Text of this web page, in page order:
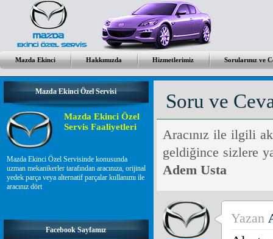
Mazda Ekinci Hakkımızda Hizmetlerimiz Sorularınız ve
Mazda Ekinci Özel Servisi
Mazda Ekinci Özel
Servis Faaliyetleri
Mazda Ekinci Özel Servisinde konusunda
uzman mekanikerler tarafından aracınıza, orijinal
yedek parça veya alternatif parçalar kullanımı ile
aracınız dört
Facebook Sayfamız
Soru ve
Aracınız ile ilgili
geldiğince sizlere
Adem Usta
Yazan